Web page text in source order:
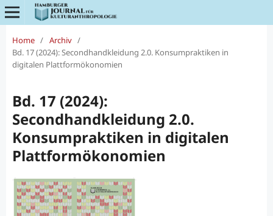
Home / Archiv /
Bd. 17 (2024): Secondhandkleidung 2.0. Konsumpraktiken in
digitalen Plattformökonomien
Bd. 17 (2024):
Secondhandkleidung 2.0.
Konsumpraktiken in digitalen
Plattformökonomien